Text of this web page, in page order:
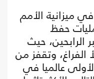
ميزانية الأمم
حفظ
حيث
وتقفز من
عالميا في